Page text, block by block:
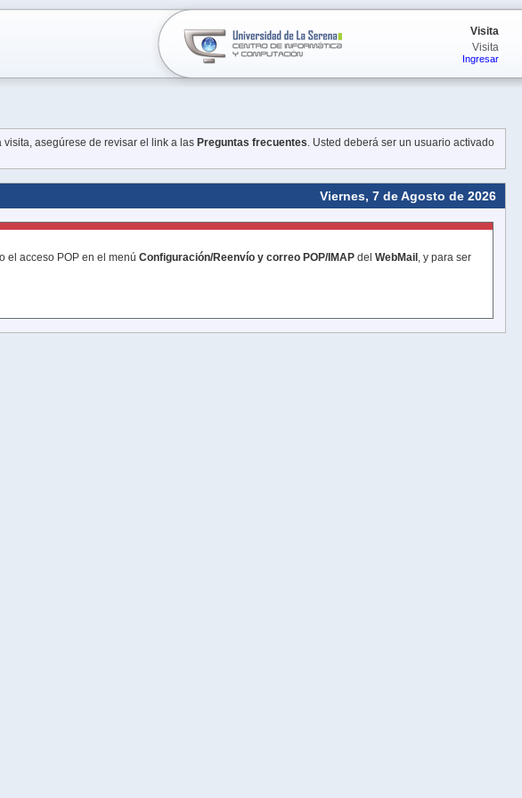
Visita
Visita
Ingresar
asegúrese de revisar el link a las Preguntas frecuentes. Usted deberá ser un usuario activado
Viernes, 7 de Agosto de 2026
el acceso POP en el menú Configuración/Reenvío y correo POP/IMAP del WebMail , y para ser